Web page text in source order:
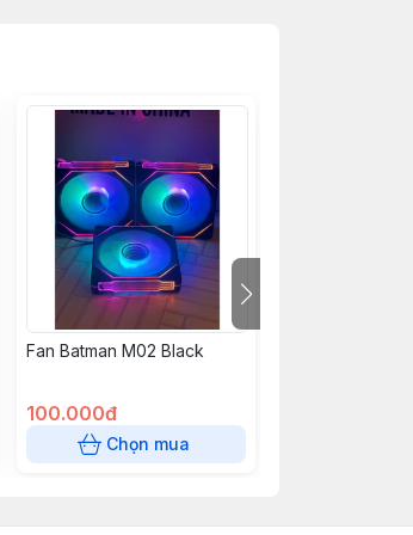
Fan Batman M02 Black
100.000đ
Chọn mua